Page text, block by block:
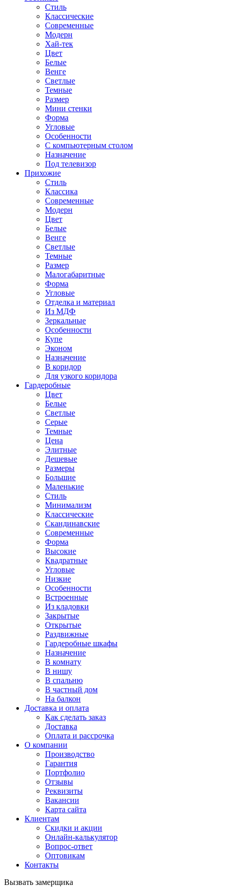
Стиль
Классические
Современные
Модерн
Хай-тек
Цвет
Белые
Венге
Светлые
Темные
Размер
Мини стенки
Форма
Угловые
Особенности
С компьютерным столом
Назначение
Под телевизор
Прихожие
Стиль
Классика
Современные
Модерн
Цвет
Белые
Венге
Светлые
Темные
Размер
Малогабаритные
Форма
Угловые
Отделка и материал
Из МДФ
Зеркальные
Особенности
Купе
Эконом
Назначение
В коридор
Для узкого коридора
Гардеробные
Цвет
Белые
Светлые
Серые
Темные
Цена
Элитные
Дешевые
Размеры
Большие
Маленькие
Стиль
Минимализм
Классические
Скандинавские
Современные
Форма
Высокие
Квадратные
Угловые
Низкие
Особенности
Встроенные
Из кладовки
Закрытые
Открытые
Раздвижные
Гардеробные шкафы
Назначение
В комнату
В нишу
В спальню
В частный дом
На балкон
Доставка и оплата
Как сделать заказ
Доставка
Оплата и рассрочка
О компании
Производство
Гарантия
Портфолио
Отзывы
Реквизиты
Вакансии
Карта сайта
Клиентам
Скидки и акции
Онлайн-калькулятор
Вопрос-ответ
Оптовикам
Контакты
Вызвать замерщика